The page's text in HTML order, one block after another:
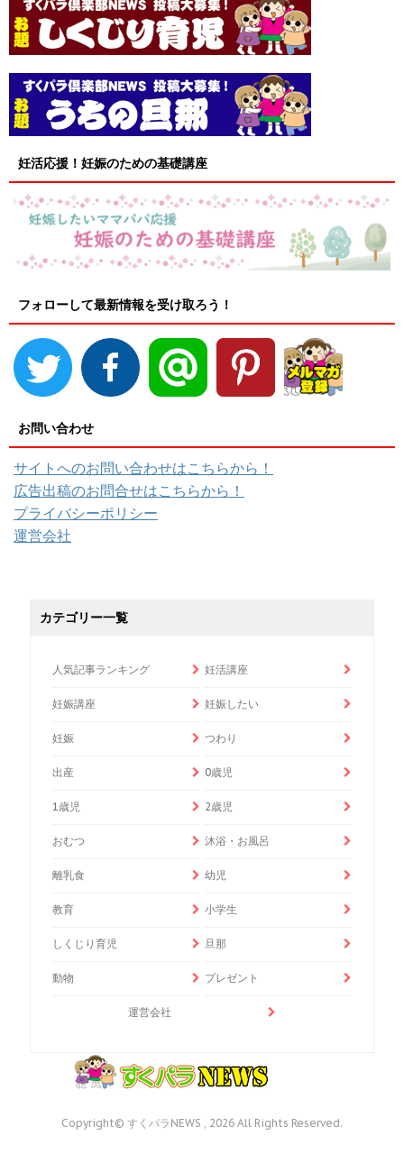
妊活応援！妊娠のための基礎講座
フォローして最新情報を受け取ろう！
お問い合わせ
サイトへのお問い合わせはこちらから！
広告出稿のお問合せはこちらから！
プライバシーポリシー
運営会社
カテゴリー一覧
人気記事ランキング 妊活講座
妊娠講座 妊娠したい
妊娠 つわり
出産 0歳児
1歳児 2歳児
おむつ 沐浴・お風呂
離乳食 幼児
教育 小学生
しくじり育児 旦那
動物 プレゼント
運営会社
Copyright© すくパラNEWS , 2026 All Rights Reserved.